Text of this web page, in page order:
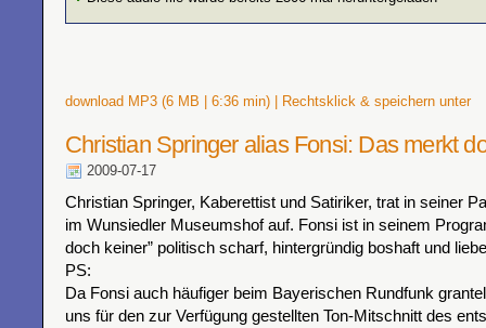
download MP3 (6 MB | 6:36 min) | Rechtsklick & speichern unter
Christian Springer alias Fonsi: Das merkt
2009-07-17
Christian Springer, Kaberettist und Satiriker, trat in seiner
im Wunsiedler Museumshof auf. Fonsi ist in seinem
doch keiner” politisch scharf, hintergründig boshaft und
PS:
Da Fonsi auch häufiger beim Bayerischen Rundfunk
uns für den zur Verfügung gestellten Ton-Mitschnitt des